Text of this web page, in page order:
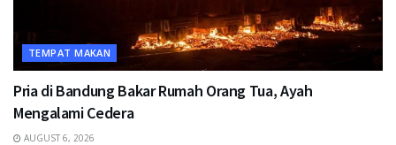
TEMPAT MAKAN
Pria di Bandung Bakar Rumah Orang Tua, Ayah
Mengalami Cedera
AUGUST 6, 2026